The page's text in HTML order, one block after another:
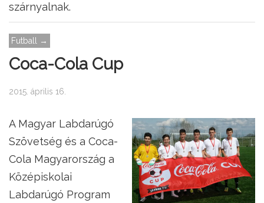
szárnyalnak.
Futball →
Coca-Cola Cup
2015. április 16.
A Magyar Labdarúgó
Szövetség és a Coca-
Cola Magyarország a
Középiskolai
Labdarúgó Program